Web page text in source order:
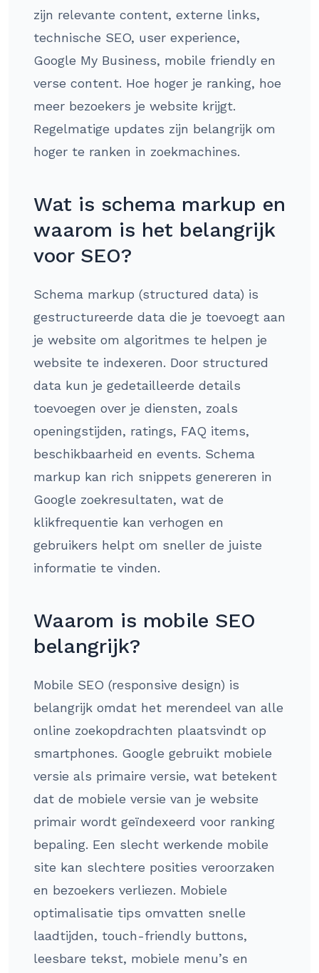
zijn relevante content, externe links,
technische SEO, user experience,
Google My Business, mobile friendly en
verse content. Hoe hoger je ranking, hoe
meer bezoekers je website krijgt.
Regelmatige updates zijn belangrijk om
hoger te ranken in zoekmachines.
Wat is schema markup en
waarom is het belangrijk
voor SEO?
Schema markup (structured data) is
gestructureerde data die je toevoegt aan
je website om algoritmes te helpen je
website te indexeren. Door structured
data kun je gedetailleerde details
toevoegen over je diensten, zoals
openingstijden, ratings, FAQ items,
beschikbaarheid en events. Schema
markup kan rich snippets genereren in
Google zoekresultaten, wat de
klikfrequentie kan verhogen en
gebruikers helpt om sneller de juiste
informatie te vinden.
Waarom is mobile SEO
belangrijk?
Mobile SEO (responsive design) is
belangrijk omdat het merendeel van alle
online zoekopdrachten plaatsvindt op
smartphones. Google gebruikt mobiele
versie als primaire versie, wat betekent
dat de mobiele versie van je website
primair wordt geïndexeerd voor ranking
bepaling. Een slecht werkende mobile
site kan slechtere posities veroorzaken
en bezoekers verliezen. Mobiele
optimalisatie tips omvatten snelle
laadtijden, touch-friendly buttons,
leesbare tekst, mobiele menu’s en